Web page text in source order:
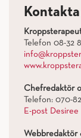
Telefon 08-32
Chefredaktör
Telefon: 070-
E-post Desiree
Webbredaktör